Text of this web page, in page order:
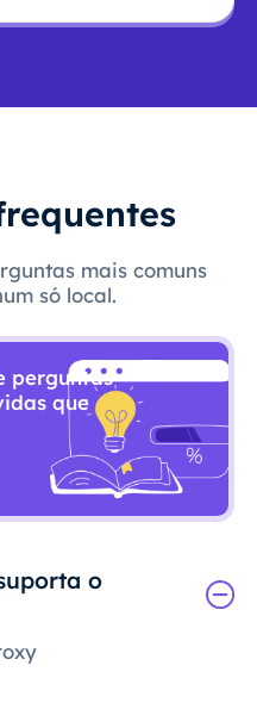
mais comuns
só local.
perguntas
que
o